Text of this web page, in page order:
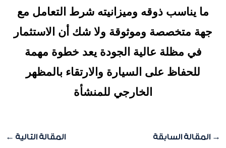
ما يناسب ذوقه وميزانيته شرط التعامل مع
جهة متخصصة وموثوقة ولا شك أن الاستثمار
في مظلة عالية الجودة يعد خطوة مهمة
للحفاظ على السيارة والارتقاء بالمظهر
الخارجي للمنشأة
→المقالة السابقة المقالة التالية←